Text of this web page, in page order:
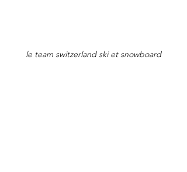
le team switzerland ski et snowboard